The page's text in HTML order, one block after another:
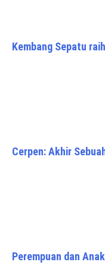
Kembang Sepatu
Cerpen: Akhir
Perempuan dan